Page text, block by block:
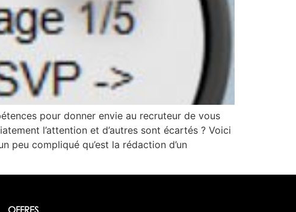
pour donner envie au recruteur de vous
l’attention et d’autres sont écartés ? Voici
compliqué qu’est la rédaction d’un
OFFRES